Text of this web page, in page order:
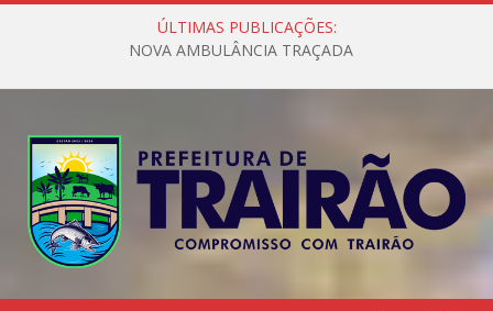
ÚLTIMAS PUBLICAÇÕES:
NOVA AMBULÂNCIA TRAÇADA